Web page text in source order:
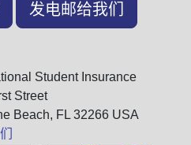
发电邮给我们
Student Insurance
Street
Beach, FL 32266 USA